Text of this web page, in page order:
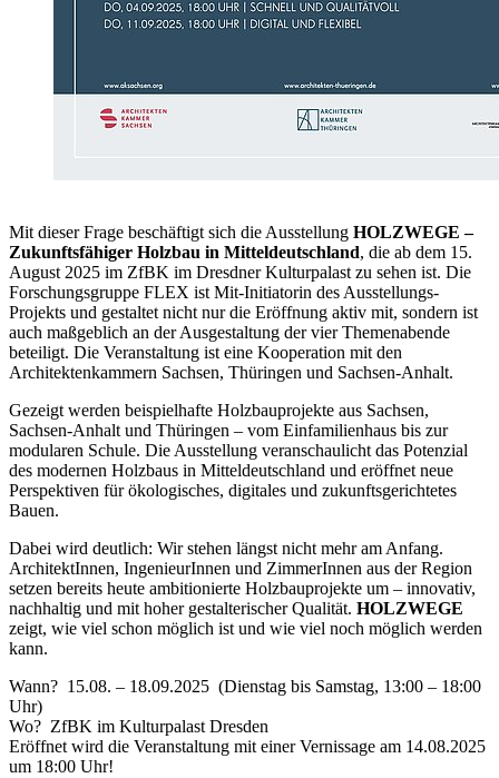
Mit dieser Frage beschäftigt sich die Ausstellung HOLZWEGE –
Zukunftsfähiger Holzbau in Mitteldeutschland, die ab dem 15.
August 2025 im ZfBK im Dresdner Kulturpalast zu sehen ist. Die
Forschungsgruppe FLEX ist Mit-Initiatorin des Ausstellungs-
Projekts und gestaltet nicht nur die Eröffnung aktiv mit, sondern ist
auch maßgeblich an der Ausgestaltung der vier Themenabende
beteiligt. Die Veranstaltung ist eine Kooperation mit den
Architektenkammern Sachsen, Thüringen und Sachsen-Anhalt.
Gezeigt werden beispielhafte Holzbauprojekte aus Sachsen,
Sachsen-Anhalt und Thüringen – vom Einfamilienhaus bis zur
modularen Schule. Die Ausstellung veranschaulicht das Potenzial
des modernen Holzbaus in Mitteldeutschland und eröffnet neue
Perspektiven für ökologisches, digitales und zukunftsgerichtetes
Bauen.
Dabei wird deutlich: Wir stehen längst nicht mehr am Anfang.
ArchitektInnen, IngenieurInnen und ZimmerInnen aus der Region
setzen bereits heute ambitionierte Holzbauprojekte um – innovativ,
nachhaltig und mit hoher gestalterischer Qualität. HOLZWEGE
zeigt, wie viel schon möglich ist und wie viel noch möglich werden
kann.
Wann? 15.08. – 18.09.2025 (Dienstag bis Samstag, 13:00 – 18:00
Uhr)
Wo? ZfBK im Kulturpalast Dresden
Eröffnet wird die Veranstaltung mit einer Vernissage am 14.08.2025
um 18:00 Uhr!